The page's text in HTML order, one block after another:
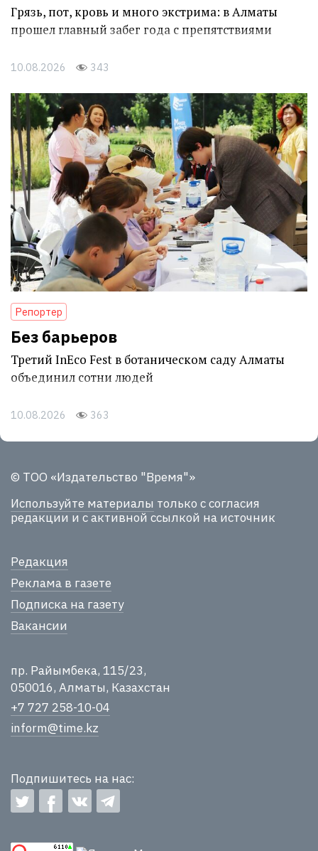
Грязь, пот, кровь и много экстрима: в Алматы
прошел главный забег года с препятствиями
10.08.2026 343
Репортер
Без барьеров
Третий InEco Fest в ботаническом саду Алматы
объединил сотни людей
10.08.2026 363
© ТОО «Издательство "Время"»
Используйте материалы только с согласия
редакции и с активной ссылкой на источник
Редакция
Реклама в газете
Подписка на газету
Вакансии
пр. Райымбека, 115/23,
050016, Алматы, Казахстан
+7 727 258-10-04
inform@time.kz
Подпишитесь на нас: